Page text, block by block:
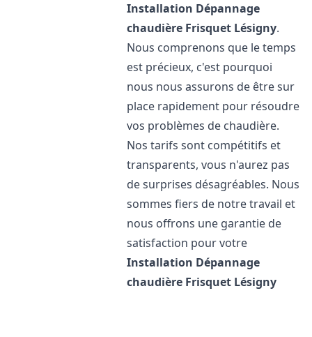
Installation Dépannage
chaudière Frisquet Lésigny.
Nous comprenons que le temps
est précieux, c'est pourquoi
nous nous assurons de être sur
place rapidement pour résoudre
vos problèmes de chaudière.
Nos tarifs sont compétitifs et
transparents, vous n'aurez pas
de surprises désagréables. Nous
sommes fiers de notre travail et
nous offrons une garantie de
satisfaction pour votre
Installation Dépannage
chaudière Frisquet Lésigny